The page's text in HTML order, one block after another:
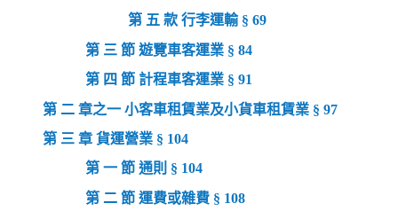
第 五 款 行李運輸 § 69
第 三 節 遊覽車客運業 § 84
第 四 節 計程車客運業 § 91
第 二 章之一 小客車租賃業及小貨車租賃業 § 97
第 三 章 貨運營業 § 104
第 一 節 通則 § 104
第 二 節 運費或雜費 § 108